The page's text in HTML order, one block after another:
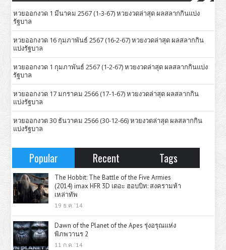
หวยออกงวด 1 มีนาคม 2567 (1-3-67) หวยงวดล่าสุด ผลสลากกินแบ่ง
รัฐบาล
หวยออกงวด 16 กุมภาพันธ์ 2567 (16-2-67) หวยงวดล่าสุด ผลสลากกิน
แบ่งรัฐบาล
หวยออกงวด 1 กุมภาพันธ์ 2567 (1-2-67) หวยงวดล่าสุด ผลสลากกินแบ่ง
รัฐบาล
หวยออกงวด 17 มกราคม 2566 (17-1-67) หวยงวดล่าสุด ผลสลากกิน
แบ่งรัฐบาล
หวยออกงวด 30 ธันวาคม 2566 (30-12-66) หวยงวดล่าสุด ผลสลากกิน
แบ่งรัฐบาล
Popular Recent Tags
The Hobbit: The Battle of the Five Armies
(2014) imax HFR 3D เดอะ ฮอบบิท: สงครามห้า
เหล่าทัพ
19 ธ.ค. '14
Dawn of the Planet of the Apes รุ่งอรุณแห่ง
พิภพวานร 2
11 ก.ค. '14